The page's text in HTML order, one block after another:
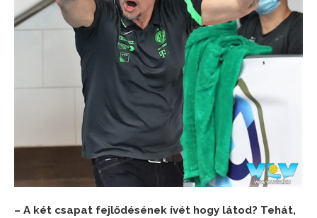
– A két csapat fejlődésének ívét hogy látod? Tehát,